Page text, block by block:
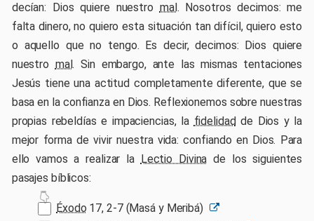
decían: Dios quiere nuestro mal . Nosotros decimos: me
falta dinero, no quiero esta situación tan difícil, quiero esto
o aquello que no tengo. Es decir, decimos: Dios quiere
nuestro mal. Sin embargo, ante las mismas tentaciones
Jesús tiene una actitud completamente diferente, que se
basa en la confianza en Dios. Reflexionemos sobre nuestras
propias rebeldías e impaciencias, la fidelidad de Dios y la
mejor forma de vivir nuestra vida: confiando en Dios. Para
ello vamos a realizar la
Lectio Divina de los siguientes
pasajes bíblicos:
Éxodo 17, 2-7 (Masá y Meribá)